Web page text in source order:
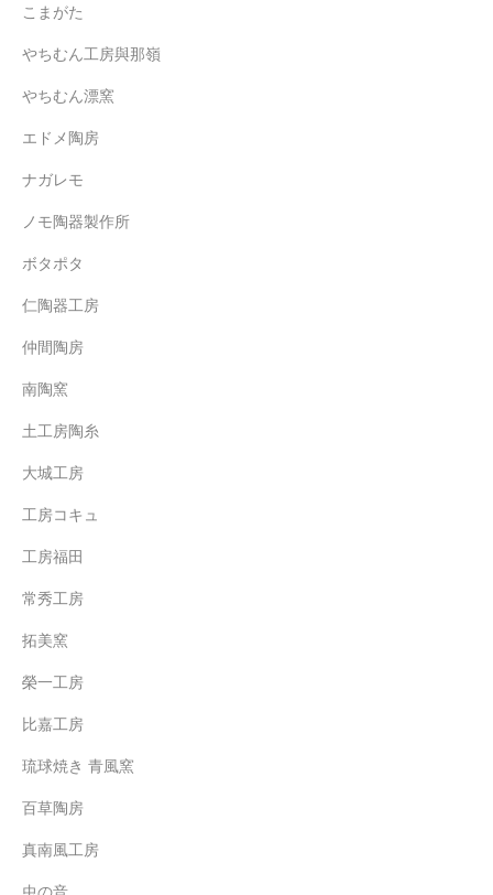
こまがた
やちむん工房與那嶺
やちむん漂窯
エドメ陶房
ナガレモ
ノモ陶器製作所
ボタポタ
仁陶器工房
仲間陶房
南陶窯
土工房陶糸
大城工房
工房コキュ
工房福田
常秀工房
拓美窯
榮一工房
比嘉工房
琉球焼き 青風窯
百草陶房
真南風工房